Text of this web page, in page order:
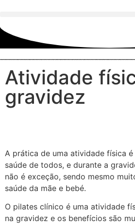
Atividade
gravidez
A prática de uma atividade física
saúde de todos, e durante a
não é exceção, sendo mesmo
saúde da mãe e bebé.
O pilates clínico é uma atividade
na gravidez e os benefícios são